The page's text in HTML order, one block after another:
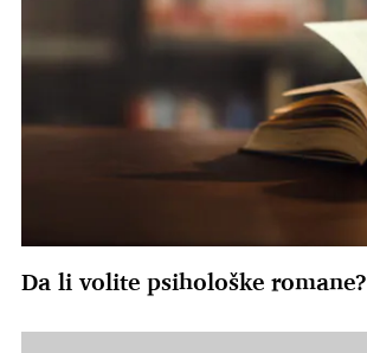
Da li volite psihološke romane?